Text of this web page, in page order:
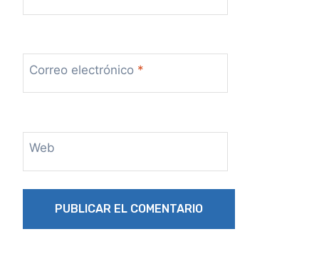
Correo electrónico *
Web